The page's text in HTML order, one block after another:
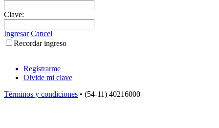
Clave:
Ingresar Cancel
Recordar ingreso
Registrarme
Olvide mi clave
Términos y condiciones • (54-11) 40216000